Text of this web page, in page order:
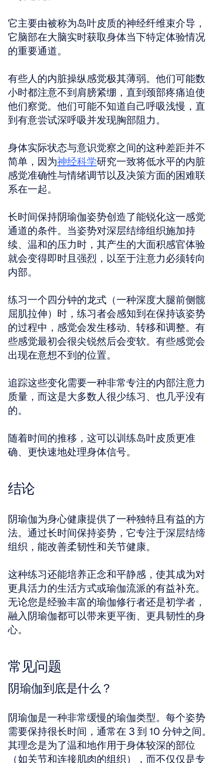
它主要由被称为岛叶皮质的神经纤维束介导，
它脑部在大脑实时获取身体当下特定体验情况
的重要通道。
有些人的内脏操纵感觉极其薄弱。他们可能数
小时都注意不到肩膀紧绷，直到颈部疼痛迫使
他们察觉。他们可能不知道自己呼吸浅慢，直
到有意尝试深呼吸并发现胸部阻力。
身体实际状态与意识觉察之间的这种差距并不
简单，因为神经科学研究一致将低水平的内脏
感觉准确性与情绪调节以及决策方面的困难联
系在一起。
长时间保持阴瑜伽姿势创造了能锐化这一感觉
通道的条件。当姿势对深层结缔组织施加持
续、温和的压力时，其产生的大面积感官体验
就会变得即时且强烈，以至于注意力必须转向
内部。
练习一个四分钟的龙式（一种深度大腿前侧髋
屈肌拉伸）时，练习者会感知到在保持该姿势
的过程中，感觉会发生移动、转移和调整。有
些感觉最初会很尖锐然后会变软。有些感觉会
出现在意想不到的位置。
追踪这些变化需要一种非常专注的内部注意力
质量，而这是大多数人很少练习、也几乎没有
的。
随着时间的推移，这可以训练岛叶皮质更准
确、更快速地处理身体信号。
结论
阴瑜伽为身心健康提供了一种独特且有益的方
法。通过长时间保持姿势，它专注于深层结缔
组织，能改善柔韧性和关节健康。
这种练习还能培养正念和平静感，使其成为对
更具活力的生活方式或瑜伽流派的有益补充。
无论您是经验丰富的瑜伽修行者还是初学者，
融入阴瑜伽都可以带来更平衡、更具韧性的身
心。
常见问题
阴瑜伽到底是什么？
阴瑜伽是一种非常缓慢的瑜伽类型。每个姿势
需要保持很长时间，通常在 3 到 10 分钟之间。
其理念是为了温和地作用于身体较深的部位
（如关节和连接肌肉的组织），而不仅仅是专